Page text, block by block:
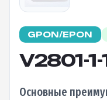
GPON/EPON
V2801-1-
Основные